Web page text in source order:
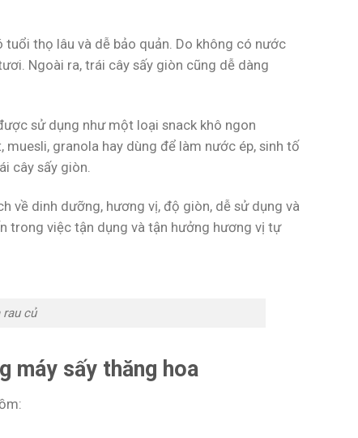
tuổi thọ lâu và dễ bảo quản. Do không có nước
Ngoài ra, trái cây sấy giòn cũng dễ dàng
sử dụng như một loại snack khô ngon
granola hay dùng để làm nước ép, sinh tố
cây sấy giòn.
về dinh dưỡng, hương vị, độ giòn, dễ sử dụng và
trong việc tận dụng và tận hưởng hương vị tự
rau củ
máy sấy thăng hoa